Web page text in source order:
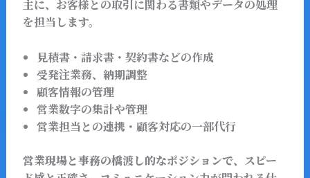
主に、 お客様との取引に関わる書類やデータの処理
を担当します。
見積書・請求書・契約書などの作成
受発注業務、納期調整
顧客情報の管理
営業数字の集計や管理
営業担当との連携・顧客対応の一部代行
営業現場と事務の橋渡し的なポジションで、 スピー